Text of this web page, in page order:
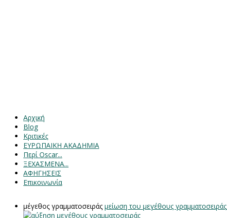
Αρχική
Blog
Κριτικές
ΕΥΡΩΠΑΙΚΗ ΑΚΑΔΗΜΙΑ
Περί Oscar...
ΞΕΧΑΣΜΕΝΑ...
ΑΦΗΓΗΣΕΙΣ
Επικοινωνία
μέγεθος γραμματοσειράς μείωση του μεγέθους γραμματοσειράς